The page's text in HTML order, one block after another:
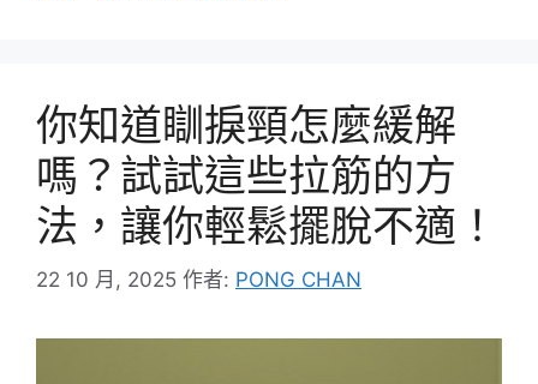
你知道瞓捩頸怎麼緩解
嗎？試試這些拉筋的方
法，讓你輕鬆擺脫不適！
22 10 月, 2025 作者: PONG CHAN